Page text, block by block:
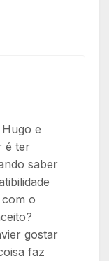
e
é ter
saber
o
gostar
faz